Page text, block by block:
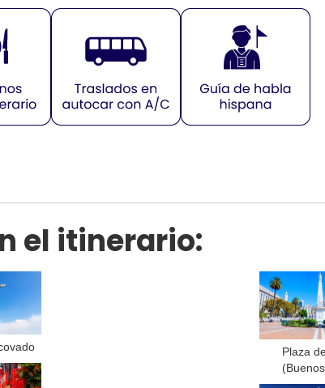
el itinerario:
Plaza